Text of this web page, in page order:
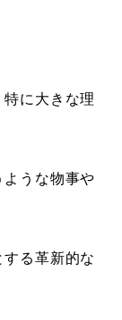
に大きな理
ような物事や
る革新的な